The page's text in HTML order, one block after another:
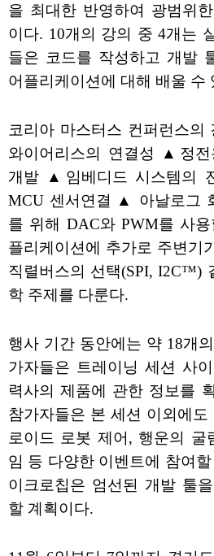
을 최대한 반영하여 광범위
이다. 10개의 강의 중 4개는
들은 코드를 작성하고 개발
어플리케이션에 대해 배울 수
코리아 마스터스 컨퍼런스
와이어리스의 연결성 ▲정전
개발 ▲임베디드 시스템의
MCU 센서연결 ▲ 아날로그
를 위해 DAC와 PWM를 사
플리케이션에 추가로 주변기
직렬버스의 선택(SPI, I2C™)
학 주제를 다룬다.
행사 기간 동안에는 약 18개
가자들은 트레이닝 세션 사
력사의 제품에 관한 정보를
참가자들은 본 세션 이외에
로이드 로봇 제어, 행운의 굴
임 등 다양한 이벤트에 참여
이크로칩은 엄선된 개발 툴
할 계획이다.